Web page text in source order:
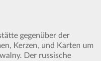
gegenüber der
Kerzen, und Karten um
Der russische